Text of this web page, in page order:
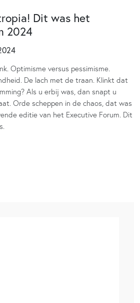
Dit was het
2024
Optimisme versus pessimisme.
De lach met de traan. Klinkt dat
Als u erbij was, dan snapt u
Orde scheppen in de chaos, dat was
editie van het Executive Forum. Dit